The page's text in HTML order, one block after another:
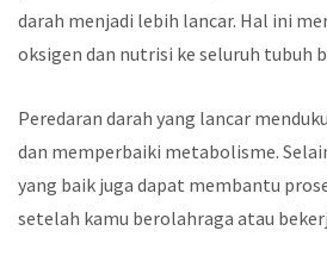
darah menjadi lebih lancar. Hal ini
oksigen dan nutrisi ke seluruh tubuh
Peredaran darah yang lancar
dan memperbaiki metabolisme.
yang baik juga dapat membantu
setelah kamu berolahraga atau